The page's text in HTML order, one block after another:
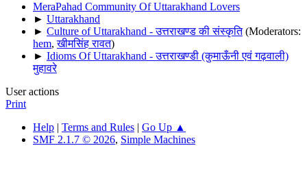
MeraPahad Community Of Uttarakhand Lovers
► Uttarakhand
► Culture of Uttarakhand - उत्तराखण्ड की संस्कृति (Moderators:
hem,खीमसिंह रावत)
► Idioms Of Uttarakhand - उत्तराखण्डी (कुमाऊँनी एवं गढ़वाली)
मुहावरे
User actions
Print
Help | Terms and Rules | Go Up ▲
SMF 2.1.7 © 2026, Simple Machines